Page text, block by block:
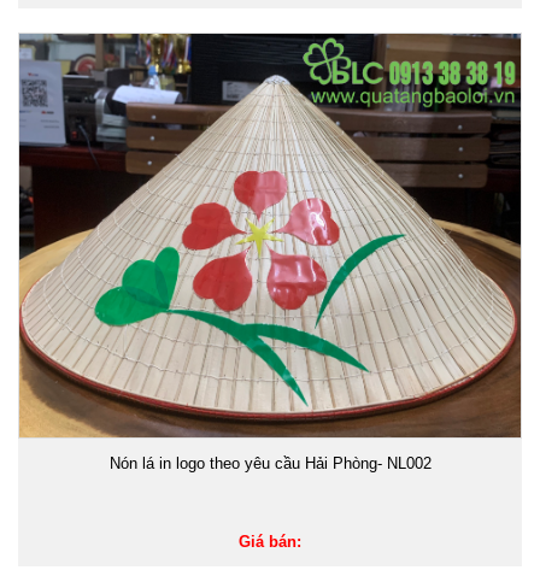
Nón lá in logo theo yêu cầu Hải Phòng- NL002
Giá bán: